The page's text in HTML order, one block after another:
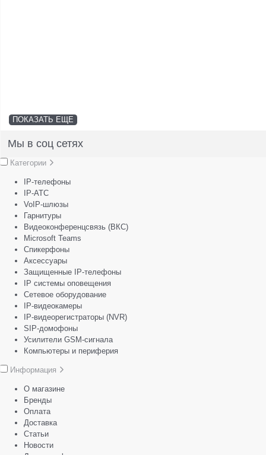
ПОКАЗАТЬ ЕЩЕ
Мы в соц сетях
Категории
IP-телефоны
IP-АТС
VoIP-шлюзы
Гарнитуры
Видеоконференцсвязь (ВКС)
Microsoft Teams
Спикерфоны
Аксессуары
Защищенные IP-телефоны
IP системы оповещения
Сетевое оборудование
IP-видеокамеры
IP-видеорегистраторы (NVR)
SIP-домофоны
Усилители GSM-сигнала
Компьютеры и периферия
Информация
О магазине
Бренды
Оплата
Доставка
Статьи
Новости